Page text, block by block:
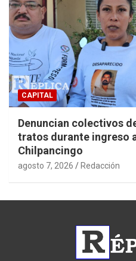
CAPITAL
Denuncian colectivos
tratos durante ingreso
Chilpancingo
agosto 7, 2026 Redacción